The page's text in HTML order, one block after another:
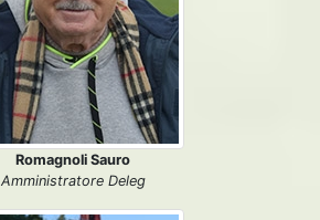
Romagnoli Sauro
Amministratore Deleg